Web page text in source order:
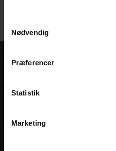
Nødvendig
Præferencer
Statistik
Marketing